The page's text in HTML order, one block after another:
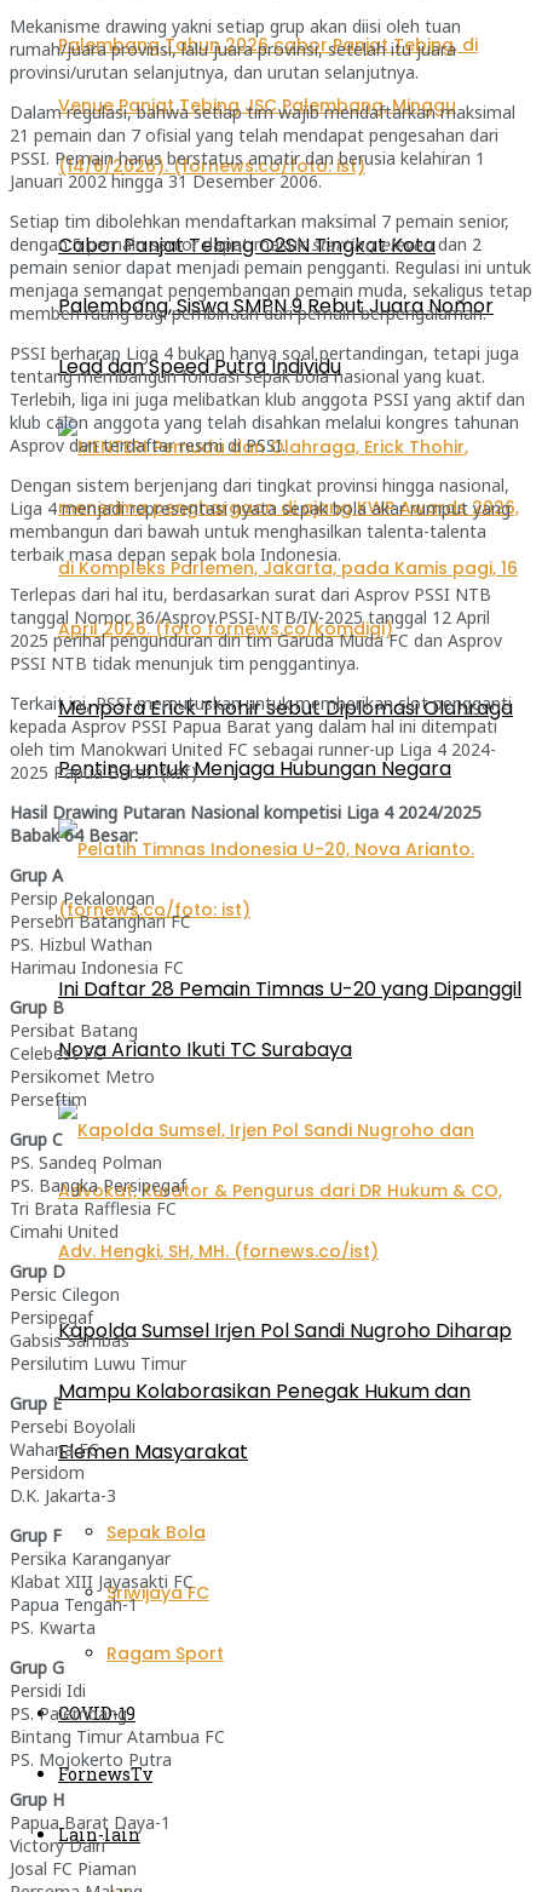
Cabor Panjat Tebing O2SN Tingkat Kota
Palembang, Siswa SMPN 9 Rebut Juara Nomor
Lead dan Speed Putra Individu
Menpora Erick Thohir sebut Diplomasi Olahraga
Penting untuk Menjaga Hubungan Negara
Ini Daftar 28 Pemain Timnas U-20 yang Dipanggil
Nova Arianto Ikuti TC Surabaya
Kapolda Sumsel Irjen Pol Sandi Nugroho Diharap
Mampu Kolaborasikan Penegak Hukum dan
Elemen Masyarakat
Sepak Bola
Sriwijaya FC
Ragam Sport
COVID-19
FornewsTv
Lain-lain
Mekanisme drawing yakni setiap grup akan diisi oleh tuan
rumah/juara provinsi, lalu juara provinsi, setelah itu juara
provinsi/urutan selanjutnya, dan urutan selanjutnya.
Dalam regulasi, bahwa setiap tim wajib mendaftarkan maksimal
21 pemain dan 7 ofisial yang telah mendapat pengesahan dari
PSSI. Pemain harus berstatus amatir dan berusia kelahiran 1
Januari 2002 hingga 31 Desember 2006.
Setiap tim dibolehkan mendaftarkan maksimal 7 pemain senior,
dengan 5 pemain senior dapat masukstarting elevendan 2
pemain senior dapat menjadi pemain pengganti. Regulasi ini untuk
menjaga semangat pengembangan pemain muda, sekaligus tetap
memberi ruang bagi pembinaan dari pemain berpengalaman.
PSSI berharap Liga 4 bukan hanya soal pertandingan, tetapi juga
tentang membangun fondasi sepak bola nasional yang kuat.
Terlebih, liga ini juga melibatkan klub anggota PSSI yang aktif dan
klub calon anggota yang telah disahkan melalui kongres tahunan
Asprov dan terdaftar resmi di PSSI.
Dengan sistem berjenjang dari tingkat provinsi hingga nasional,
Liga 4 menjadi representasi nyata sepak bola akar rumput yang
membangun dari bawah untuk menghasilkan talenta-talenta
terbaik masa depan sepak bola Indonesia.
Terlepas dari hal itu, berdasarkan surat dari Asprov PSSI NTB
tanggal Nomor 36/Asprov.PSSI-NTB/IV-2025 tanggal 12 April
2025 perihal pengunduran diri tim Garuda Muda FC dan Asprov
PSSI NTB tidak menunjuk tim penggantinya.
Terkait ini, PSSI memutuskan untuk memberikan slot pengganti
kepada Asprov PSSI Papua Barat yang dalam hal ini ditempati
oleh tim Manokwari United FC sebagai runner-up Liga 4 2024-
2025 Papua Barat. (kaf)
Hasil Drawing Putaran Nasional kompetisi Liga 4 2024/2025
Babak 64 Besar:
Grup A
Persip Pekalongan
Persebri Batanghari FC
PS. Hizbul Wathan
Harimau Indonesia FC
Grup B
Persibat Batang
Celebest FC
Persikomet Metro
Perseftim
Grup C
PS. Sandeq Polman
PS. Bangka Persipegaf
Tri Brata Rafflesia FC
Cimahi United
Grup D
Persic Cilegon
Persipegaf
Gabsis Sambas
Persilutim Luwu Timur
Grup E
Persebi Boyolali
Wahana FC
Persidom
D.K. Jakarta-3
Grup F
Persika Karanganyar
Klabat XIII Jayasakti FC
Papua Tengah-1
PS. Kwarta
Grup G
Persidi Idi
PS. Palembang
Bintang Timur Atambua FC
PS. Mojokerto Putra
Grup H
Papua Barat Daya-1
Victory Dairi
Josal FC Piaman